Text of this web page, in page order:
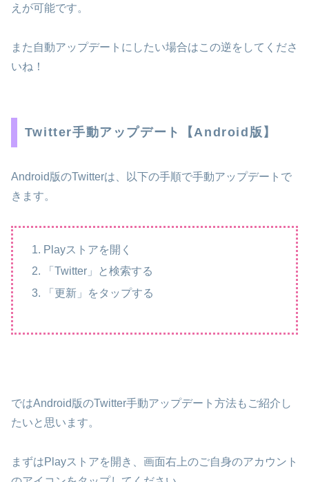
えが可能です。
また自動アップデートにしたい場合はこの逆をしてくださ
いね！
Twitter手動アップデート【Android版】
Android版のTwitterは、以下の手順で手動アップデートで
きます。
Playストアを開く
「Twitter」と検索する
「更新」をタップする
ではAndroid版のTwitter手動アップデート方法もご紹介し
たいと思います。
まずはPlayストアを開き、画面右上のご自身のアカウント